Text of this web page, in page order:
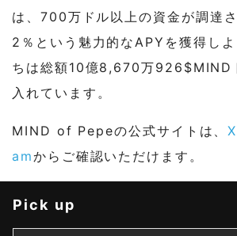
は、700万ドル以上の資金が調達
2％という魅力的なAPYを獲得し
ちは総額10億8,670万926$MIND
入れています。
MIND of Pepeの公式サイトは、X
amからご確認いただけます。
Pick up